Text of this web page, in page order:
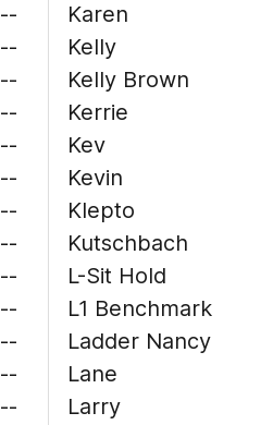
--
--
--
--
--
--
--
--
--
--
--
--
--
Karen
Kelly
Kelly Brown
Kerrie
Kev
Kevin
Klepto
Kutschbach
L-Sit Hold
L1 Benchmark
Ladder Nancy
Lane
Larry